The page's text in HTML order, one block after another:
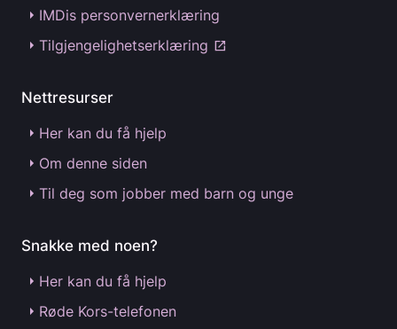
IMDis personvernerklæring
Tilgjengelighetserklæring open_in_new
Nettresurser
Her kan du få hjelp
Om denne siden
Til deg som jobber med barn og unge
Snakke med noen?
Her kan du få hjelp
Røde Kors-telefonen